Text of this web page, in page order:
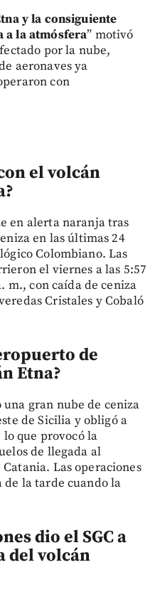
y la consiguiente
a la atmósfera” motivó
por la nube,
aeronaves ya
con
el volcán
en alerta naranja tras
en las últimas 24
Colombiano. Las
el viernes a las 5:57
m., con caída de ceniza
Cristales y Cobaló
de
Etna?
gran nube de ceniza
de Sicilia y obligó a
que provocó la
de llegada al
Las operaciones
la tarde cuando la
dio el SGC a
del volcán